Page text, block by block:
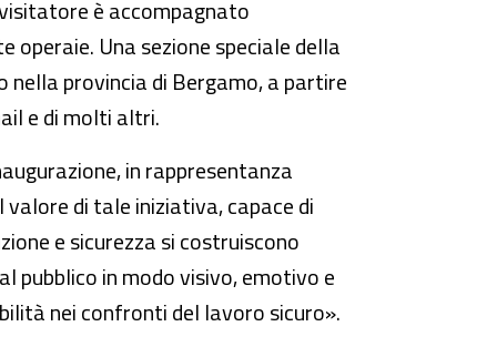
è accompagnato
Una sezione speciale della
provincia di Bergamo, a partire
e di molti altri.
in rappresentanza
di tale iniziativa, capace di
e sicurezza si costruiscono
pubblico in modo visivo, emotivo e
nei confronti del lavoro sicuro».